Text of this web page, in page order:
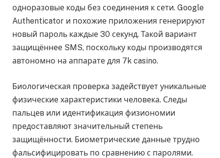
одноразовые коды без соединения к сети. Google
Authenticator и похожие приложения генерируют
новый пароль каждые 30 секунд. Такой вариант
защищённее SMS, поскольку коды производятся
автономно на аппарате для 7k casino.
Биологическая проверка задействует уникальные
физические характеристики человека. Следы
пальцев или идентификация физиономии
предоставляют значительный степень
защищённости. Биометрические данные трудно
фальсифицировать по сравнению с паролями.